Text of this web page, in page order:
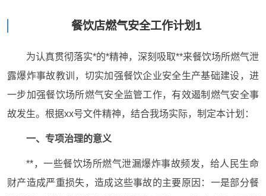
餐饮店燃气安全工作计划1
为认真贯彻落实*的*精神，深刻吸取**来餐饮场所燃气泄
露爆炸事故教训，切实加强餐饮企业安全生产基础建设，进
一步加强餐饮场所燃气安全监管工作，有效遏制燃气安全事
故发生。根据xx号文件精神，结合我场实际，制定本计划：
一、专项治理的意义
**，一些餐饮场所燃气泄漏爆炸事故频发，给人民生命
财产造成严重损失，造成这些事故的主要原因：一是部分餐